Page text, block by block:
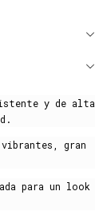
y de alta
gran
para un look